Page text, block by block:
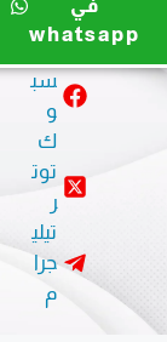
ب
سب
و
توت
ر
تيلي
جرا
في
whatsapp